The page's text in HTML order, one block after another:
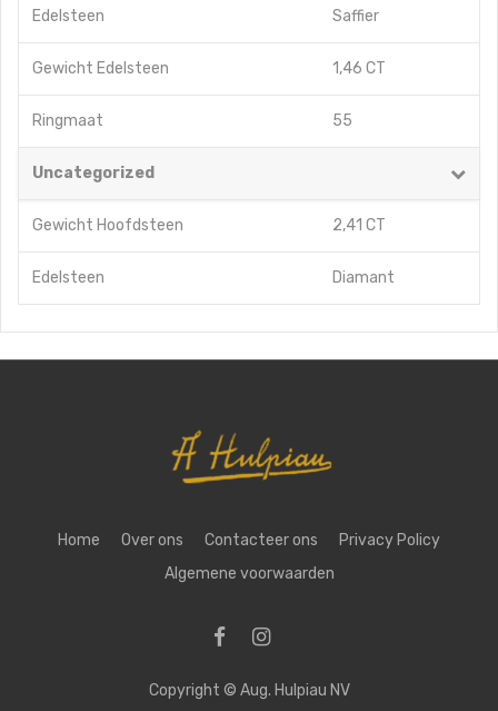
Edelsteen Saffier
Gewicht Edelsteen 1,46 CT
Ringmaat 55
Uncategorized
Gewicht Hoofdsteen 2,41 CT
Edelsteen Diamant
Home Over ons Contacteer ons
Privacy Policy
Algemene voorwaarden
Copyright © Aug. Hulpiau NV